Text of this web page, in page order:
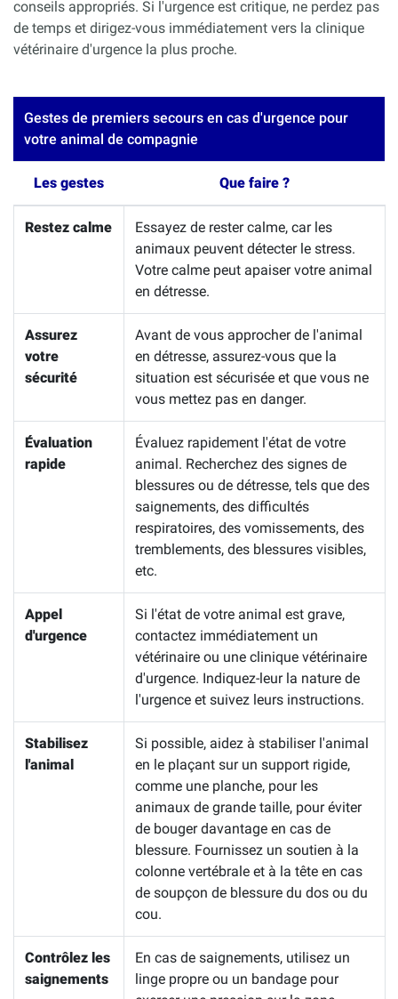
conseils appropriés. Si l'urgence est critique, ne perdez pas
de temps et dirigez-vous immédiatement vers la clinique
vétérinaire d'urgence la plus proche.
Gestes de premiers secours en cas d'urgence pour
votre animal de compagnie
Les gestes Que faire ?
Restez calme
Essayez de rester calme, car les
animaux peuvent détecter le stress.
Votre calme peut apaiser votre animal
en détresse.
Assurez
votre
sécurité
Avant de vous approcher de l'animal
en détresse, assurez-vous que la
situation est sécurisée et que vous ne
vous mettez pas en danger.
Évaluation
rapide
Évaluez rapidement l'état de votre
animal. Recherchez des signes de
blessures ou de détresse, tels que des
saignements, des difficultés
respiratoires, des vomissements, des
tremblements, des blessures visibles,
etc.
Appel
d'urgence
Si l'état de votre animal est grave,
contactez immédiatement un
vétérinaire ou une clinique vétérinaire
d'urgence. Indiquez-leur la nature de
l'urgence et suivez leurs instructions.
Stabilisez
l'animal
Si possible, aidez à stabiliser l'animal
en le plaçant sur un support rigide,
comme une planche, pour les
animaux de grande taille, pour éviter
de bouger davantage en cas de
blessure. Fournissez un soutien à la
colonne vertébrale et à la tête en cas
de soupçon de blessure du dos ou du
cou.
Contrôlez les
saignements
En cas de saignements, utilisez un
linge propre ou un bandage pour